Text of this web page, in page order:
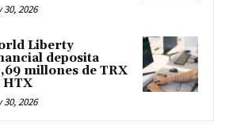
30, 2026
Liberty
deposita
millones de TRX
HTX
30, 2026